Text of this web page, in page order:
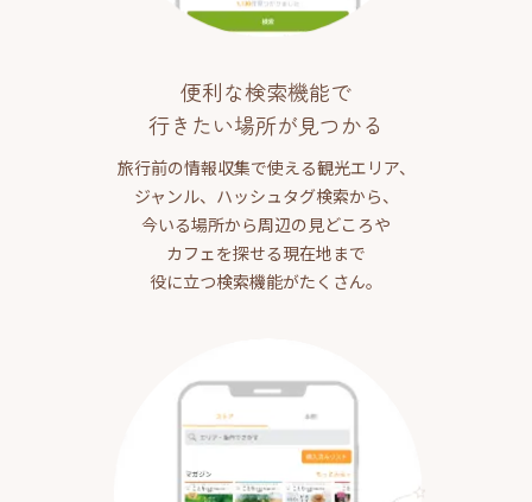
便利な検索機能で
行きたい場所が見つかる
旅行前の情報収集で使える観光エリア、
ジャンル、ハッシュタグ検索から、
今いる場所から周辺の見どころや
カフェを探せる現在地まで
役に立つ検索機能がたくさん。